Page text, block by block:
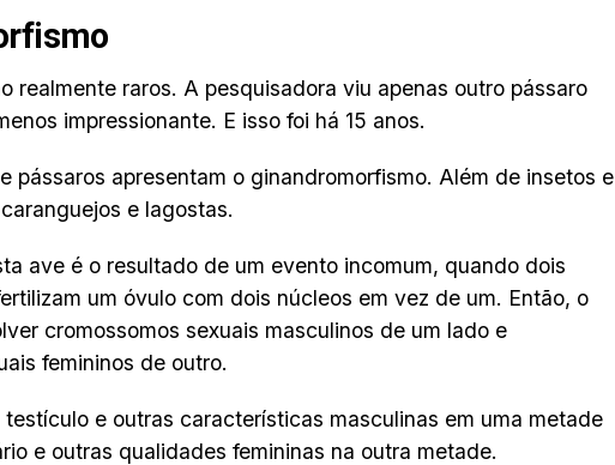
realmente raros. A pesquisadora viu apenas outro pássaro
impressionante. E isso foi há 15 anos.
pássaros apresentam o ginandromorfismo. Além de insetos e
e lagostas.
ave é o resultado de um evento incomum, quando dois
um óvulo com dois núcleos em vez de um. Então, o
cromossomos sexuais masculinos de um lado e
femininos de outro.
testículo e outras características masculinas em uma metade
e outras qualidades femininas na outra metade.